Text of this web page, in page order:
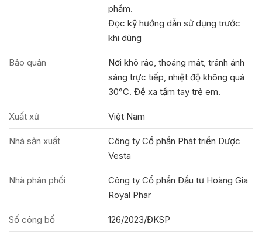
phẩm.
Đọc kỹ hướng dẫn sử dụng trước
khi dùng
Bảo quản
Nơi khô ráo, thoáng mát, tránh ánh
sáng trực tiếp, nhiệt độ không quá
30°C. Để xa tầm tay trẻ em.
Xuất xứ Việt Nam
Nhà sản xuất
Công ty Cổ phần Phát triển Dược
Vesta
Nhà phân phối
Công ty Cổ phần Đầu tư Hoàng Gia
Royal Phar
Số công bố 126/2023/ĐKSP